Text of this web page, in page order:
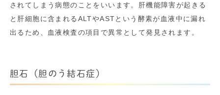
されてしまう病態のことをいいます。肝機能障害が起きる
と肝細胞に含まれるALTやASTという酵素が血液中に漏れ
出るため、血液検査の項目で異常として発見されます。
胆石（胆のう結石症）